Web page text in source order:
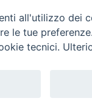
all'utilizzo dei
le tue
tecnici.